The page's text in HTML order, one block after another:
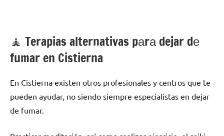
🧘 ‍Terapias alternativas pаrа dejar dе
fumar en Cistierna
En Cistierna existen otros profesionales у centros quе te
pueden ayudar, no siendo siempre especialistas en dejar
dе fumar.